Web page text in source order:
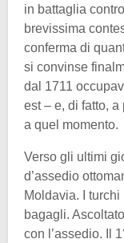
in battaglia contro
brevissima
conferma di
si convinse
dal 1711
est – e, di fatto,
a quel momento.
Verso gli ultimi
d’assedio
Moldavia. I
bagagli.
con l’assedio. Il